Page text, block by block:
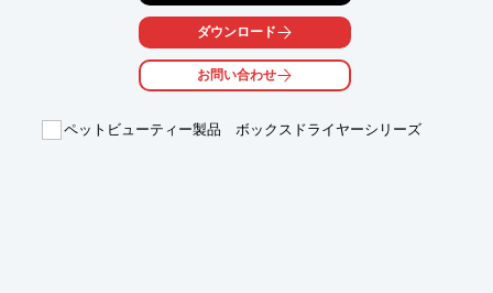
果として、ペット保険の請求業務の質の向上にも貢献します。
【活用シーン】
・ECサイト内での特集
・動物病院向けギフト
【導入の効果】
ダウンロード
お問い合わせ
ペットビューティー製品 ボックスドライヤーシリーズ